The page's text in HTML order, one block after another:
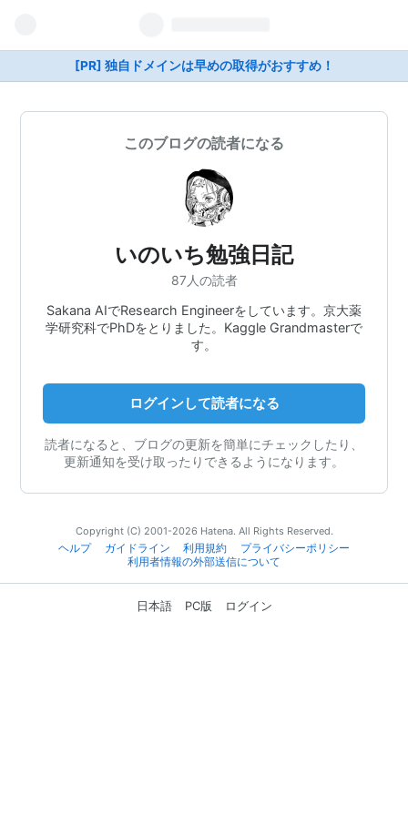
[PR] 独自ドメインは早めの取得がおすすめ！
このブログの読者になる
いのいち勉強日記
87人の読者
Sakana AIでResearch Engineerをしています。京大薬
学研究科でPhDをとりました。Kaggle Grandmasterで
す。
ログインして読者になる
読者になると、ブログの更新を簡単にチェックしたり、
更新通知を受け取ったりできるようになります。
Copyright (C) 2001-2026 Hatena. All Rights Reserved.
ヘルプ
ガイドライン 利用規約
プライバシーポリシー
利用者情報の外部送信について
日本語 PC版 ログイン